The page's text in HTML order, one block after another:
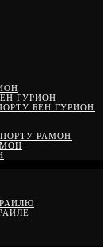
ГУРИОН
БЕН ГУРИОН
РАМОН